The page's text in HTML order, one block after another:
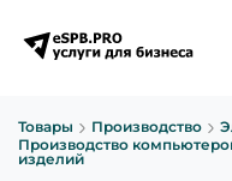
Товары Производство
Производство
изделий